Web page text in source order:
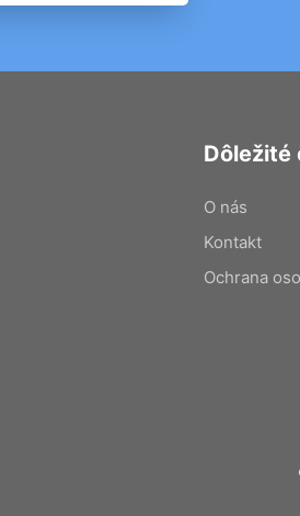
Dôležité
O nás
Kontakt
Ochrana